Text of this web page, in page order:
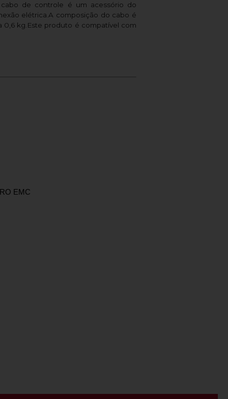
de controle é um acessório do
elétrica.A composição do cabo é
0,6 kg.Este produto é compatível com
EMC